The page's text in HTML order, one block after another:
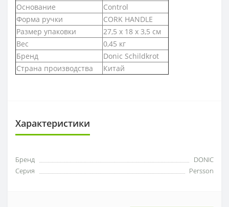
Основание
Control
Форма ручки
CORK HANDLE
Размер упаковки
27,5 х 18 х 3,5 см
Вес
0,45 кг
Бренд
Donic Schildkrot
Страна производства
Китай
Характеристики
Бренд
DONIC
Серия
Persson